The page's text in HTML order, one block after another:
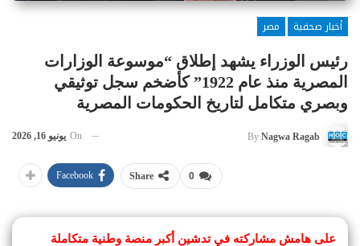
أخبار صحفية
مصر
رئيس الوزراء يشهد إطلاق “موسوعة الوزارات
المصرية منذ عام 1922” كأضخم سجل توثيقي
وبصري متكامل لتاريخ الحكومات المصرية
By Nagwa Ragab
On يونيو 16, 2026
0
Share
Facebook
على هامش مشاركته في تدشين أكبر منصة وطنية متكاملة